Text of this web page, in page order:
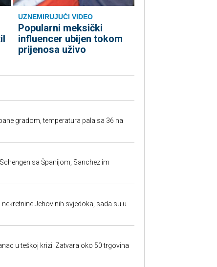
UZNEMIRUJUĆI VIDEO
Popularni meksički
influencer ubijen tokom
prijenosa uživo
gradom, temperatura pala sa 36 na
sa Španijom, Sanchez im
Jehovinih svjedoka, sada su u
u teškoj krizi: Zatvara oko 50 trgovina